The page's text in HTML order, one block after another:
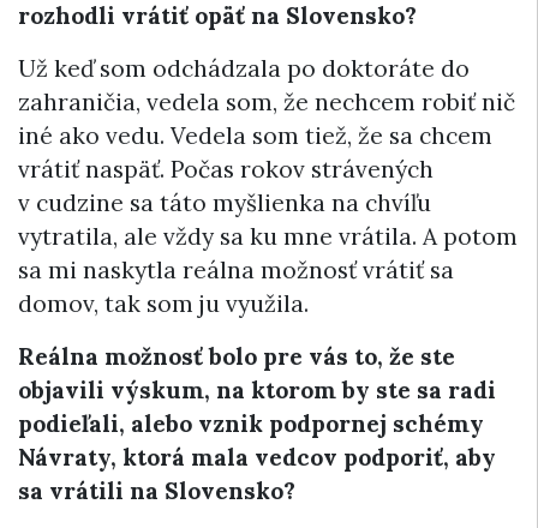
rozhodli vrátiť opäť na Slovensko?
Už keď som odchádzala po doktoráte do
zahraničia, vedela som, že nechcem robiť nič
iné ako vedu. Vedela som tiež, že sa chcem
vrátiť naspäť. Počas rokov strávených
v cudzine sa táto myšlienka na chvíľu
vytratila, ale vždy sa ku mne vrátila. A potom
sa mi naskytla reálna možnosť vrátiť sa
domov, tak som ju využila.
Reálna možnosť bolo pre vás to, že ste
objavili výskum, na ktorom by ste sa radi
podieľali, alebo vznik podpornej schémy
Návraty, ktorá mala vedcov podporiť, aby
sa vrátili na Slovensko?